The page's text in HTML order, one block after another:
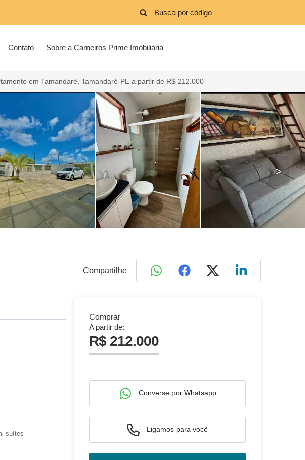
Contato Sobre a Carneiros Prime Imobiliária
em Tamandaré, Tamandaré-PE a partir de R$ 212.000
>
suítes
Compartilhe
Comprar
A partir de:
R$ 212.000
Converse por Whatsapp
Ligamos para você